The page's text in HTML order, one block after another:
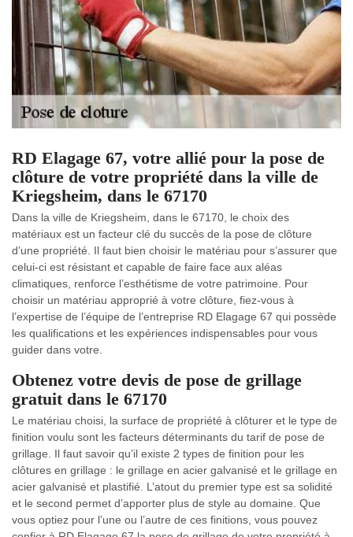
RD Elagage 67, votre allié pour la pose de
clôture de votre propriété dans la ville de
Kriegsheim, dans le 67170
Dans la ville de Kriegsheim, dans le 67170, le choix des
matériaux est un facteur clé du succès de la pose de clôture
d’une propriété. Il faut bien choisir le matériau pour s’assurer que
celui-ci est résistant et capable de faire face aux aléas
climatiques, renforce l’esthétisme de votre patrimoine. Pour
choisir un matériau approprié à votre clôture, fiez-vous à
l’expertise de l’équipe de l’entreprise RD Elagage 67 qui possède
les qualifications et les expériences indispensables pour vous
guider dans votre.
Obtenez votre devis de pose de grillage
gratuit dans le 67170
Le matériau choisi, la surface de propriété à clôturer et le type de
finition voulu sont les facteurs déterminants du tarif de pose de
grillage. Il faut savoir qu’il existe 2 types de finition pour les
clôtures en grillage : le grillage en acier galvanisé et le grillage en
acier galvanisé et plastifié. L’atout du premier type est sa solidité
et le second permet d’apporter plus de style au domaine. Que
vous optiez pour l’une ou l’autre de ces finitions, vous pouvez